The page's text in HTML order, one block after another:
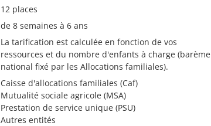
12 places
de 8 semaines à 6 ans
La tarification est calculée en fonction de vos
ressources et du nombre d'enfants à charge (barème
national fixé par les Allocations familiales).
Caisse d'allocations familiales (Caf)
Mutualité sociale agricole (MSA)
Prestation de service unique (PSU)
Autres entités